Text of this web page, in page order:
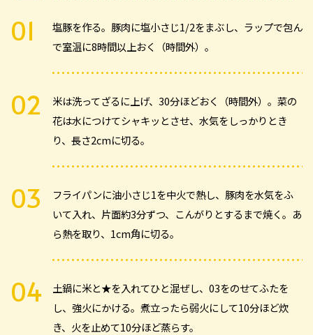
塩豚を作る。豚肉に塩小さじ1/2をまぶし、ラップで包ん
で室温に8時間以上おく（時間外）。
米は洗ってざるに上げ、30分ほどおく（時間外）。菜の
花は水につけてシャキッとさせ、水気をしっかりとき
り、長さ2cmに切る。
フライパンに油小さじ1を中火で熱し、豚肉を水気をふ
いて入れ、片面約3分ずつ、こんがりとするまで焼く。あ
ら熱を取り、1cm角に切る。
土鍋に米と★を入れてひと混ぜし、03をのせてふたを
し、強火にかける。煮立ったら弱火にして10分ほど炊
き、火を止めて10分ほど蒸らす。